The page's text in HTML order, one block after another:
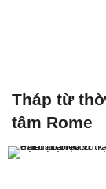
Tháp từ
tâm Rome